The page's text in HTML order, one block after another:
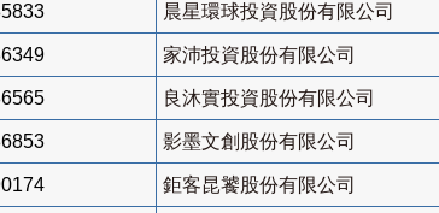
晨星環球投資股份有限公司
家沛投資股份有限公司
良沐實投資股份有限公司
影墨文創股份有限公司
鉅客昆饕股份有限公司